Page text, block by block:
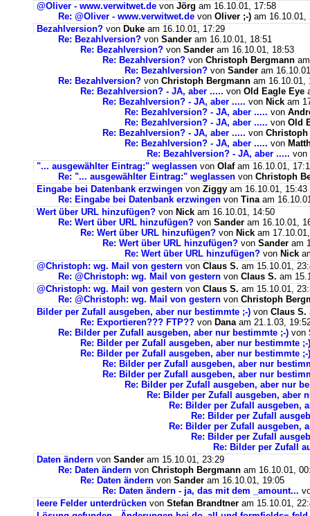
@Oliver - www.verwitwet.de von Jörg am 16.10.01, 17:58
Re: @Oliver - www.verwitwet.de von Oliver ;-) am 16.10.01,
Bezahlversion? von Duke am 16.10.01, 17:29
Re: Bezahlversion? von Sander am 16.10.01, 18:51
Re: Bezahlversion? von Sander am 16.10.01, 18:53
Re: Bezahlversion? von Christoph Bergmann
Re: Bezahlversion? von Sander am
Re: Bezahlversion? von Christoph Bergmann am 16.10.01,
Re: Bezahlversion? - JA, aber ..... von Old Eagle Eye
Re: Bezahlversion? - JA, aber ..... von Nick am
Re: Bezahlversion? - JA, aber ..... von
Re: Bezahlversion? - JA, aber ..... von Old
Re: Bezahlversion? - JA, aber ..... von Christoph
Re: Bezahlversion? - JA, aber ..... von
Re: Bezahlversion? - JA, aber ..... von
"... ausgewählter Eintrag:" weglassen von Olafam 16.10.01,
Re: "... ausgewählter Eintrag:" weglassen von Christoph
Eingabe bei Datenbank erzwingen von Ziggy am 16.10.01, 15:43
Re: Eingabe bei Datenbank erzwingen von Tinaam
Wert über URL hinzufügen? von Nick am 16.10.01, 14:50
Re: Wert über URL hinzufügen? von Sander am 16.10.01,
Re: Wert über URL hinzufügen? von Nick am
Re: Wert über URL hinzufügen? von Sander am
Re: Wert über URL hinzufügen? von Nick
@Christoph: wg. Mail von gestern von Claus S. am 15.10.01,
Re: @Christoph: wg. Mail von gestern von Claus S. am
@Christoph: wg. Mail von gestern von Claus S. am 15.10.01,
Re: @Christoph: wg. Mail von gestern von Christoph
Bilder per Zufall ausgeben, aber nur bestimmte ;-) von Claus S.
Re: Exportieren??? FTP?? von Danaam 21.1.03,
Re: Bilder per Zufall ausgeben, aber nur bestimmte ;-) von
Re: Bilder per Zufall ausgeben, aber nur bestimmte ;-)
Re: Bilder per Zufall ausgeben, aber nur bestimmte ;-)
Re: Bilder per Zufall ausgeben, aber nur
Re: Bilder per Zufall ausgeben, aber nur
Re: Bilder per Zufall ausgeben, aber nur
Re: Bilder per Zufall ausgeben, aber
Re: Bilder per Zufall ausgeben,
Re: Bilder per Zufall
Re: Bilder per Zufall ausgeben,
Re: Bilder per Zufall
Re: Bilder per Zufall
Daten ändern von Sander am 15.10.01, 23:29
Re: Daten ändern von Christoph Bergmann am 16.10.01,
Re: Daten ändern von Sander am 16.10.01, 19:05
Re: Daten ändern - ja, das mit dem _amount...
leere Felder unterdrücken von Stefan Brandtner am 15.10.01,